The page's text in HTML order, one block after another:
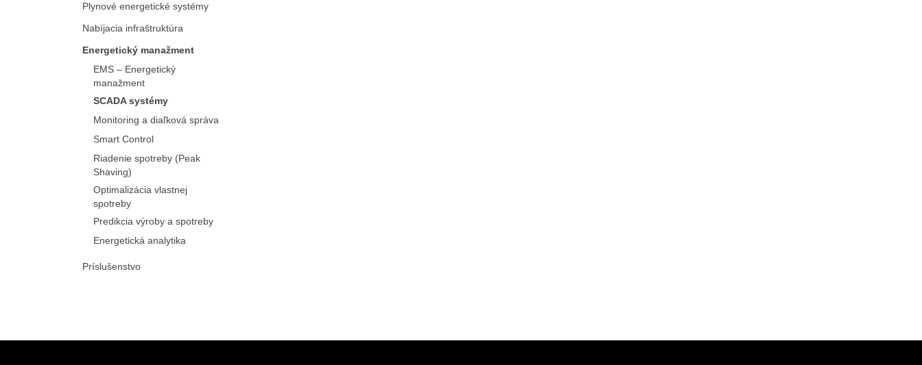
Plynové energetické systémy
Nabíjacia infraštruktúra
Energetický manažment
EMS – Energetický
manažment
SCADA systémy
Monitoring a diaľková správa
Smart Control
Riadenie spotreby (Peak
Shaving)
Optimalizácia vlastnej
spotreby
Predikcia výroby a spotreby
Energetická analytika
Príslušenstvo